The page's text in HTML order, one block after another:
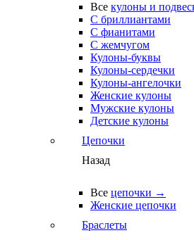
Все кулоны и
С бриллиантами
С фианитами
С жемчугом
Кулоны-буквы
Кулоны-сердечки
Кулоны-ангелочки
Женские кулоны
Мужские кулоны
Детские кулоны
Цепочки
Назад
Все цепочки →
Женские цепочки
Браслеты